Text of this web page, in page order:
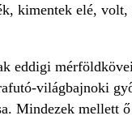
kimentek elé,
eddigi
világbajnoki
Mindezek mellett